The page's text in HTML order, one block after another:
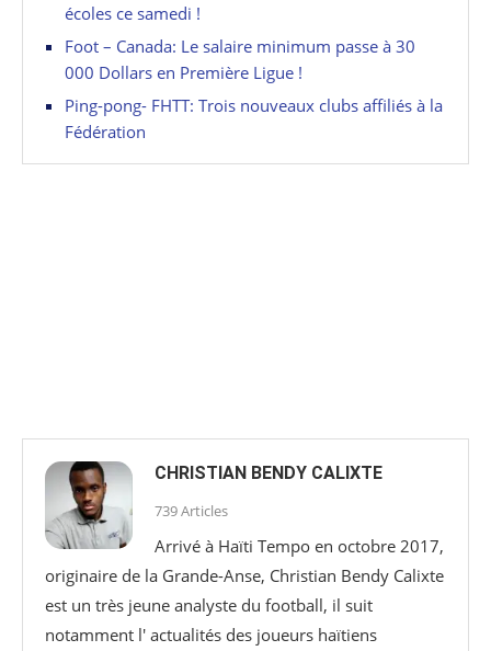
écoles ce samedi !
Foot – Canada: Le salaire minimum passe à 30
000 Dollars en Première Ligue !
Ping-pong- FHTT: Trois nouveaux clubs affiliés à la
Fédération
CHRISTIAN BENDY CALIXTE
739 Articles
Arrivé à Haïti Tempo en octobre 2017,
originaire de la Grande-Anse, Christian Bendy Calixte
est un très jeune analyste du football, il suit
notamment l' actualités des joueurs haïtiens